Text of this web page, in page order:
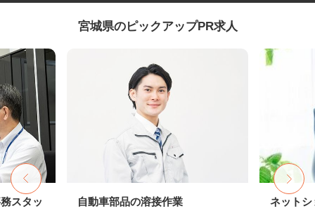
宮城県のピックアップPR求人
スタッ 自動車部品の溶接作業
ネットシ